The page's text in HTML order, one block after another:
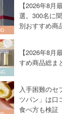
【2026年8月
選。300名に
別おすすめ商
【2026年8月
すめ商品総ま
入手困難のセ
ツパン」は口
食べ方も検証